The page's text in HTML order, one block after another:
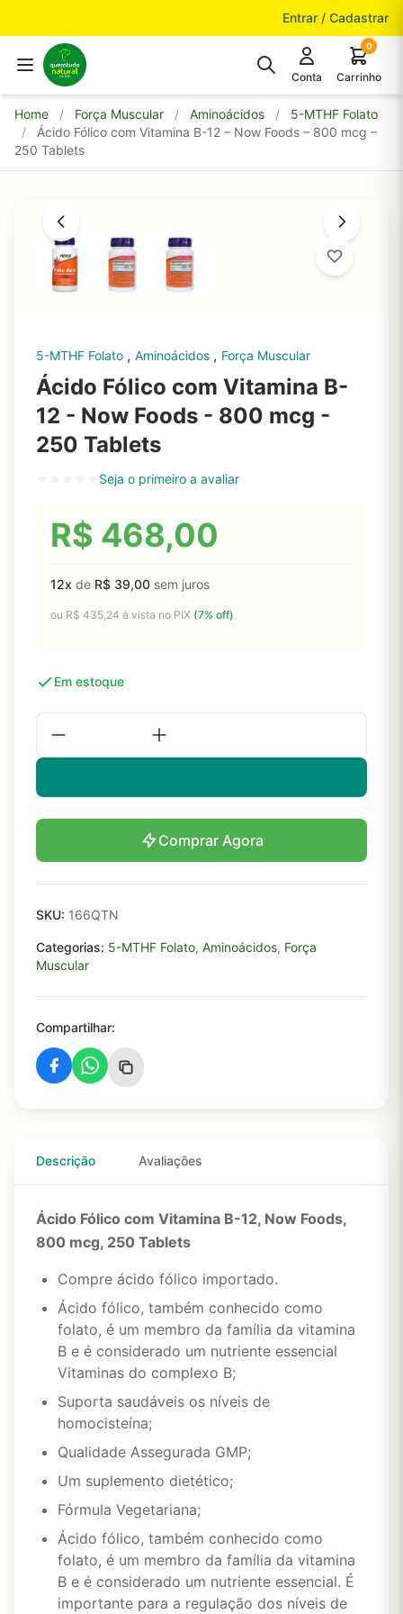
Entrar / Cadastrar
Conta
0
Carrinho
Home / Força Muscular / Aminoácidos /
5-MTHF Folato
/
Ácido Fólico com Vitamina B-12 – Now Foods – 800 mcg –
250 Tablets
5-MTHF Folato , Aminoácidos , Força Muscular
Ácido Fólico com Vitamina B-
12 - Now Foods - 800 mcg -
250 Tablets
Seja o primeiro a avaliar
R$ 468,00
12x de R$ 39,00 sem juros
ou R$ 435,24 à vista no PIX (7% off)
Em estoque
Comprar Agora
SKU: 166QTN
Categorias: 5-MTHF Folato, Aminoácidos, Força
Muscular
Compartilhar:
Descrição Avaliações
Ácido Fólico com Vitamina B-12, Now Foods,
800 mcg, 250 Tablets
Compre ácido fólico importado.
Ácido fólico, também conhecido como
folato, é um membro da família da vitamina
B e é considerado um nutriente essencial
Vitaminas do complexo B;
Suporta saudáveis os níveis de
homocisteína;
Qualidade Assegurada GMP;
Um suplemento dietético;
Fórmula Vegetariana;
Ácido fólico, também conhecido como
folato, é um membro da família da vitamina
B e é considerado um nutriente essencial. É
importante para a regulação dos níveis de